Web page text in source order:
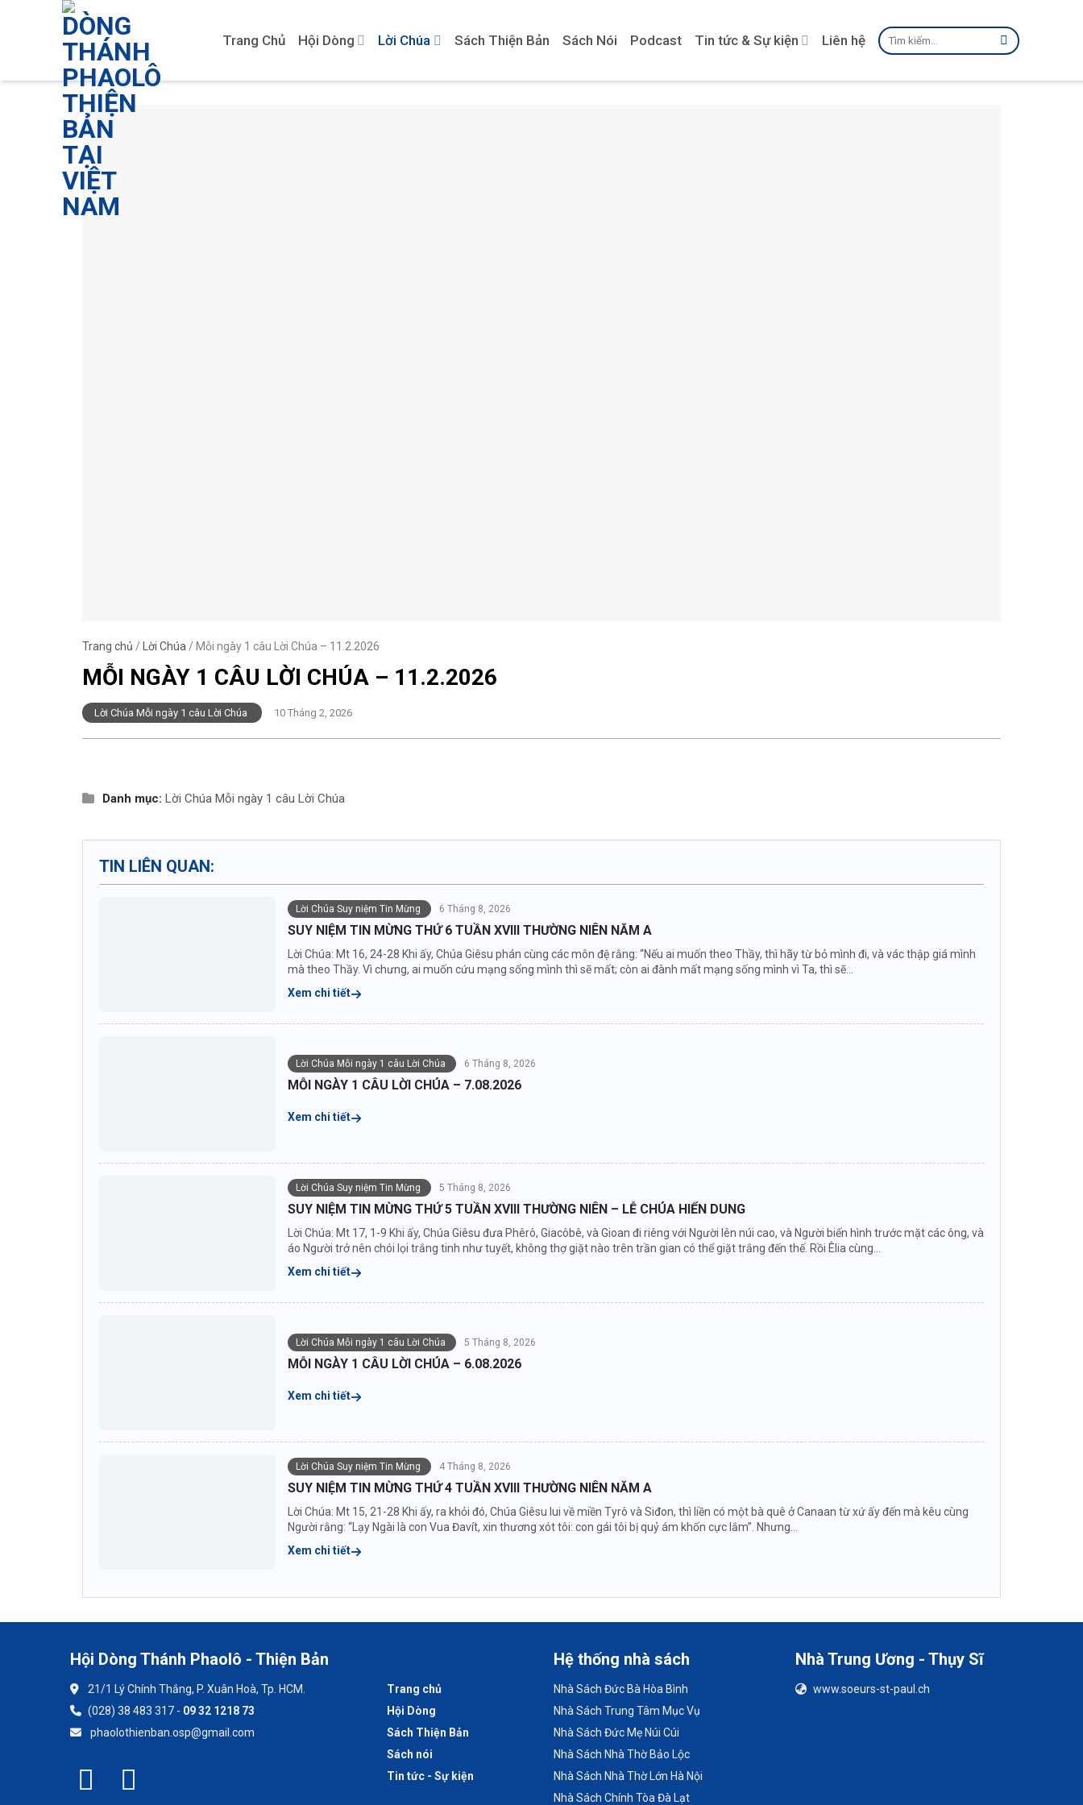
Trang Chủ Hội Dòng Lời Chúa Sách Thiện Bản Sách Nói Podcast Tin tức & Sự kiện Liên hệ
Tìm
kiếm:
Trang chủ / Lời Chúa/ Mỗi ngày 1 câu Lời Chúa – 11.2.2026
MỖI NGÀY 1 CÂU LỜI CHÚA – 11.2.2026
Lời Chúa Mỗi ngày 1 câu Lời Chúa 10 Tháng 2, 2026
Danh mục: Lời Chúa Mỗi ngày 1 câu Lời Chúa
TIN LIÊN QUAN:
Lời Chúa Suy niệm Tin Mừng 6 Tháng 8, 2026
SUY NIỆM TIN MỪNG THỨ 6 TUẦN XVIII THƯỜNG NIÊN NĂM A
Lời Chúa: Mt 16, 24-28 Khi ấy, Chúa Giêsu phán cùng các môn đệ rằng: “Nếu ai muốn theo Thầy, thì hãy từ bỏ mình đi, và vác thập giá mình
mà theo Thầy. Vì chưng, ai muốn cứu mạng sống mình thì sẽ mất; còn ai đành mất mạng sống mình vì Ta, thì sẽ...
Xem chi tiết
Lời Chúa Mỗi ngày 1 câu Lời Chúa 6 Tháng 8, 2026
MỖI NGÀY 1 CÂU LỜI CHÚA – 7.08.2026
Xem chi tiết
Lời Chúa Suy niệm Tin Mừng 5 Tháng 8, 2026
SUY NIỆM TIN MỪNG THỨ 5 TUẦN XVIII THƯỜNG NIÊN – LỄ CHÚA HIỂN DUNG
Lời Chúa: Mt 17, 1-9 Khi ấy, Chúa Giêsu đưa Phêrô, Giacôbê, và Gioan đi riêng với Người lên núi cao, và Người biến hình trước mặt các ông, và
áo Người trở nên chói lọi trắng tinh như tuyết, không thợ giặt nào trên trần gian có thể giặt trắng đến thế. Rồi Êlia cùng...
Xem chi tiết
Lời Chúa Mỗi ngày 1 câu Lời Chúa 5 Tháng 8, 2026
MỖI NGÀY 1 CÂU LỜI CHÚA – 6.08.2026
Xem chi tiết
Lời Chúa Suy niệm Tin Mừng 4 Tháng 8, 2026
SUY NIỆM TIN MỪNG THỨ 4 TUẦN XVIII THƯỜNG NIÊN NĂM A
Lời Chúa: Mt 15, 21-28 Khi ấy, ra khỏi đó, Chúa Giêsu lui về miền Tyrô và Siđon, thì liền có một bà quê ở Canaan từ xứ ấy đến mà kêu cùng
Người rằng: “Lạy Ngài là con Vua Đavít, xin thương xót tôi: con gái tôi bị quỷ ám khốn cực lắm”. Nhưng...
Xem chi tiết
Hội Dòng Thánh Phaolô - Thiện Bản
21/1 Lý Chính Thắng, P. Xuân Hoà, Tp. HCM.
(028) 38 483 317 - 09 32 1218 73
phaolothienban.osp@gmail.com
Trang chủ
Hội Dòng
Sách Thiện Bản
Sách nói
Tin tức - Sự kiện
Hệ thống nhà sách
Nhà Sách Đức Bà Hòa Bình
Nhà Sách Trung Tâm Mục Vụ
Nhà Sách Đức Mẹ Núi Cúi
Nhà Sách Nhà Thờ Bảo Lộc
Nhà Sách Nhà Thờ Lớn Hà Nội
Nhà Sách Chính Tòa Đà Lạt
Nhà Trung Ương - Thụy Sĩ
www.soeurs-st-paul.ch